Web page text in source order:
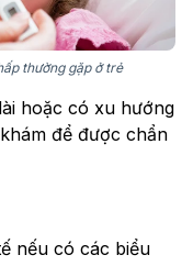
thường gặp ở trẻ
hoặc có xu hướng
để được chẩn
nếu có các biểu